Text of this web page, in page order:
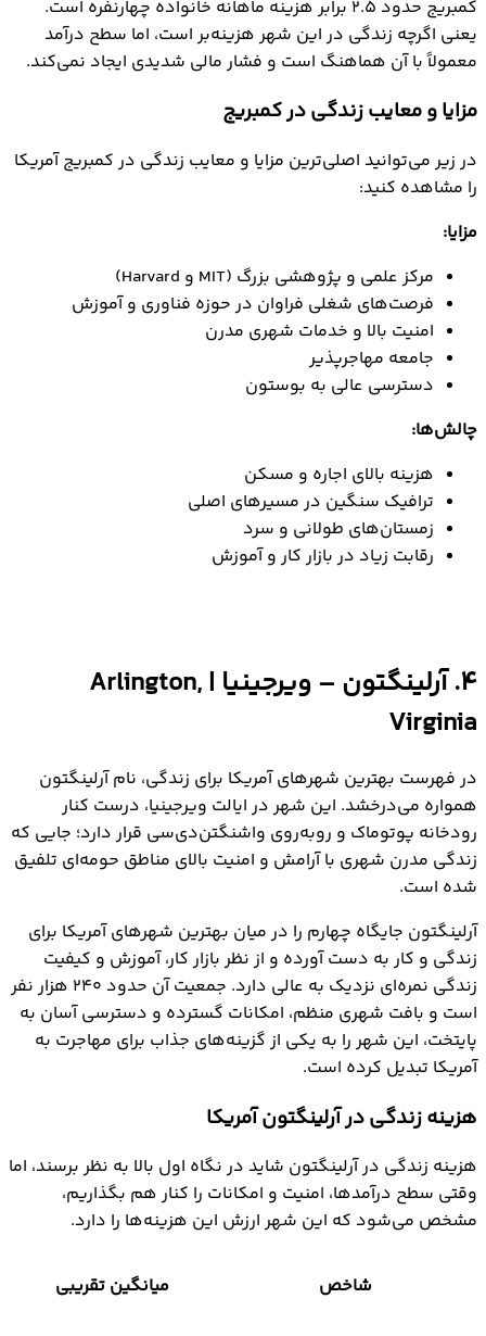
کمبریج حدود ۲.۵ برابر هزینه ماهانه خانواده چهارنفره است.
یعنی اگرچه زندگی در این شهر هزینه‌بر است، اما سطح درآمد
معمولاً با آن هماهنگ است و فشار مالی شدیدی ایجاد نمی‌کند.
مزایا و معایب زندگی در کمبریج
در زیر می‌توانید اصلی‌ترین مزایا و معایب زندگی در کمبریج آمریکا
را مشاهده کنید:
مزایا:
مرکز علمی و پژوهشی بزرگ (MIT و Harvard)
فرصت‌های شغلی فراوان در حوزه فناوری و آموزش
امنیت بالا و خدمات شهری مدرن
جامعه مهاجرپذیر
دسترسی عالی به بوستون
چالش‌ها:
هزینه بالای اجاره و مسکن
ترافیک سنگین در مسیرهای اصلی
زمستان‌های طولانی و سرد
رقابت زیاد در بازار کار و آموزش
4. آرلینگتون – ویرجینیا | Arlington,
Virginia
در فهرست بهترین شهرهای آمریکا برای زندگی، نام آرلینگتون
همواره می‌درخشد. این شهر در ایالت ویرجینیا، درست کنار
رودخانه پوتوماک و روبه‌روی واشنگتن‌دی‌سی قرار دارد؛ جایی که
زندگی مدرن شهری با آرامش و امنیت بالای مناطق حومه‌ای تلفیق
شده است.
آرلینگتون جایگاه چهارم را در میان بهترین شهرهای آمریکا برای
زندگی و کار به دست آورده و از نظر بازار کار، آموزش و کیفیت
زندگی نمره‌ای نزدیک به عالی دارد. جمعیت آن حدود ۲۴۰ هزار نفر
است و بافت شهری منظم، امکانات گسترده و دسترسی آسان به
پایتخت، این شهر را به یکی از گزینه‌های جذاب برای مهاجرت به
آمریکا تبدیل کرده است.
هزینه زندگی در آرلینگتون آمریکا
هزینه‌ زندگی در آرلینگتون شاید در نگاه اول بالا به نظر برسند، اما
وقتی سطح درآمدها، امنیت و امکانات را کنار هم بگذاریم،
مشخص می‌شود که این شهر ارزش این هزینه‌ها را دارد.
شاخص میانگین تقریبی